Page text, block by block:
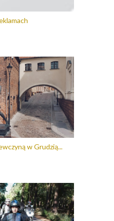
w Grudzią...